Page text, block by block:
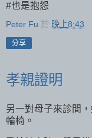
#也是抱怨
Peter Fu 於 晚上8:43
分享
孝親證明
另一對母子來診間
輪椅。